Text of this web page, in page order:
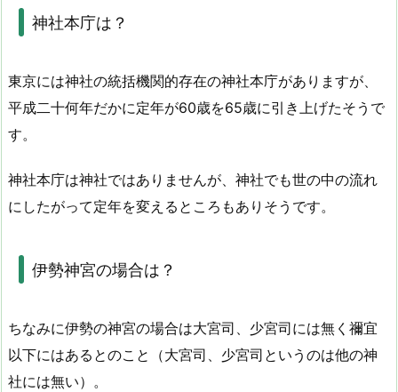
神社本庁は？
東京には神社の統括機関的存在の神社本庁がありますが、
平成二十何年だかに定年が60歳を65歳に引き上げたそうで
す。
神社本庁は神社ではありませんが、神社でも世の中の流れ
にしたがって定年を変えるところもありそうです。
伊勢神宮の場合は？
ちなみに伊勢の神宮の場合は大宮司、少宮司には無く禰宜
以下にはあるとのこと（大宮司、少宮司というのは他の神
社には無い）。